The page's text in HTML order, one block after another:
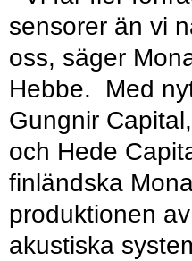
sensorer än vi
oss, säger
Hebbe. Med
Gungnir
och Hede
finländska
produktionen
akustiska